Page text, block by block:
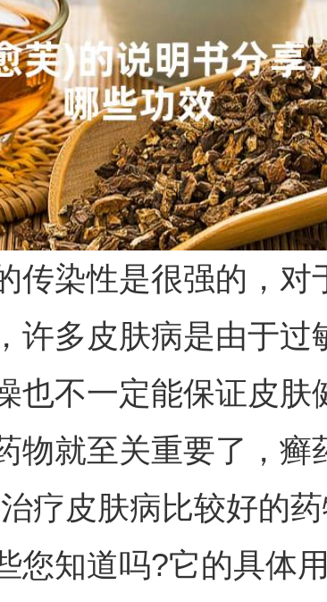
传染性是很强的，对
许多皮肤病是由于过
也不一定能保证皮肤
物就至关重要了，癣
疗皮肤病比较好的
您知道吗?它的具体